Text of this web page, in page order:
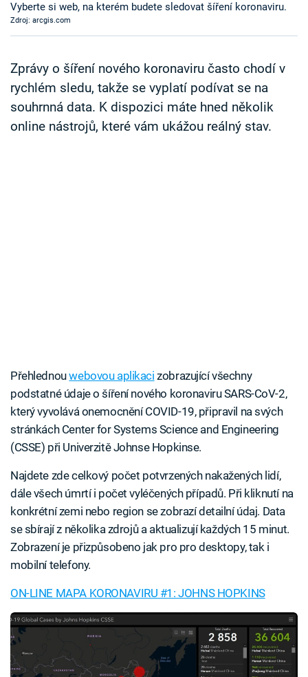
Sledujte nás
Vyberte si web, na kterém budete sledovat šíření koronaviru.
Zdroj: arcgis.com
Zprávy o šíření nového koronaviru často chodí v
rychlém sledu, takže se vyplatí podívat se na
souhrnná data. K dispozici máte hned několik
online nástrojů, které vám ukážou reálný stav.
Přehlednouwebovou aplikaci zobrazující všechny
podstatné údaje o šíření nového koronaviru SARS-CoV-2,
který vyvolává onemocnění COVID-19, připravil na svých
stránkách Center for Systems Science and Engineering
(CSSE) při Univerzitě Johnse Hopkinse.
Najdete zde celkový počet potvrzených nakažených lidí,
dále všech úmrtí i počet vyléčených případů. Při kliknutí na
konkrétní zemi nebo region se zobrazí detailní údaj. Data
se sbírají z několika zdrojů a aktualizují každých 15 minut.
Zobrazení je přizpůsobeno jak pro pro desktopy, tak i
mobilní telefony.
ON-LINE MAPA KORONAVIRU #1: JOHNS HOPKINS